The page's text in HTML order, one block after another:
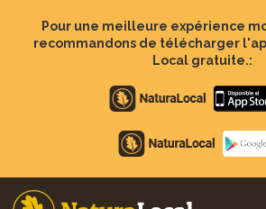
contenu
Pour une meilleure expérience
recommandons de télécharger
Local gratuite.:
Apple
store
Google
Play